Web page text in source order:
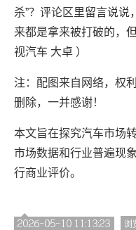
杀”？评论区里留言说说
来都是拿来被打破的，
视汽车 大卓 ）
注：配图来自网络，权
删除，一并感谢！
本文旨在探究汽车市场
市场数据和行业普遍现
行商业评价。
2026-05-10 11:13:23 浏